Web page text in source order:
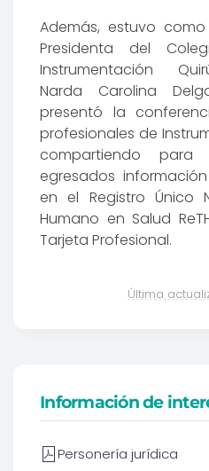
Además, estuvo
Presidenta del
Instrumentación
Narda Carolina
presentó la
profesionales de
compartiendo
egresados
en el Registro Único
Humano en Salud
Tarjeta Profesional.
Última
Información de
Personería jurídica